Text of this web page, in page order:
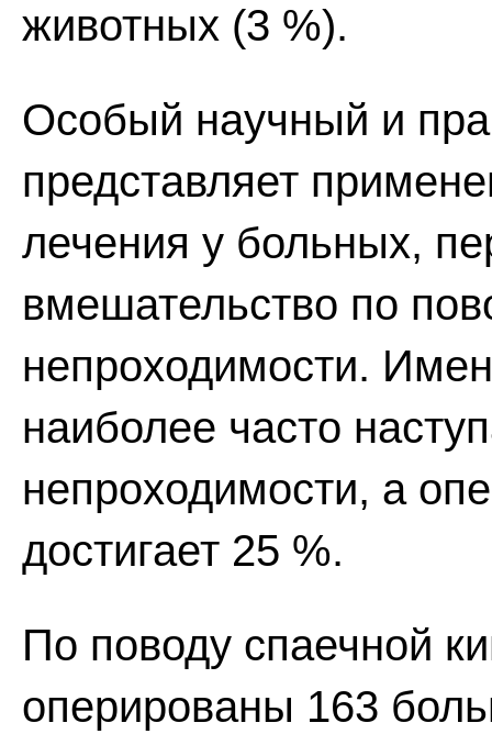
животных (3 %).
Особый научный и
представляет
лечения у больных,
вмешательство по
непроходимости.
наиболее часто
непроходимости, а
достигает 25 %.
По поводу спаечной
оперированы 163